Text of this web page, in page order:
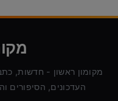
מקומון ראשון - חדשות,
העדכונים, הסיפורים